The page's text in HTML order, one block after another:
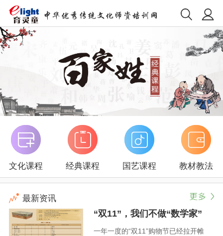
文化课程 经典课程 国艺课程 教材教法
最新资讯
“双11”，我们不做“数学家”
一年一度的“双11”购物节已经拉开帷